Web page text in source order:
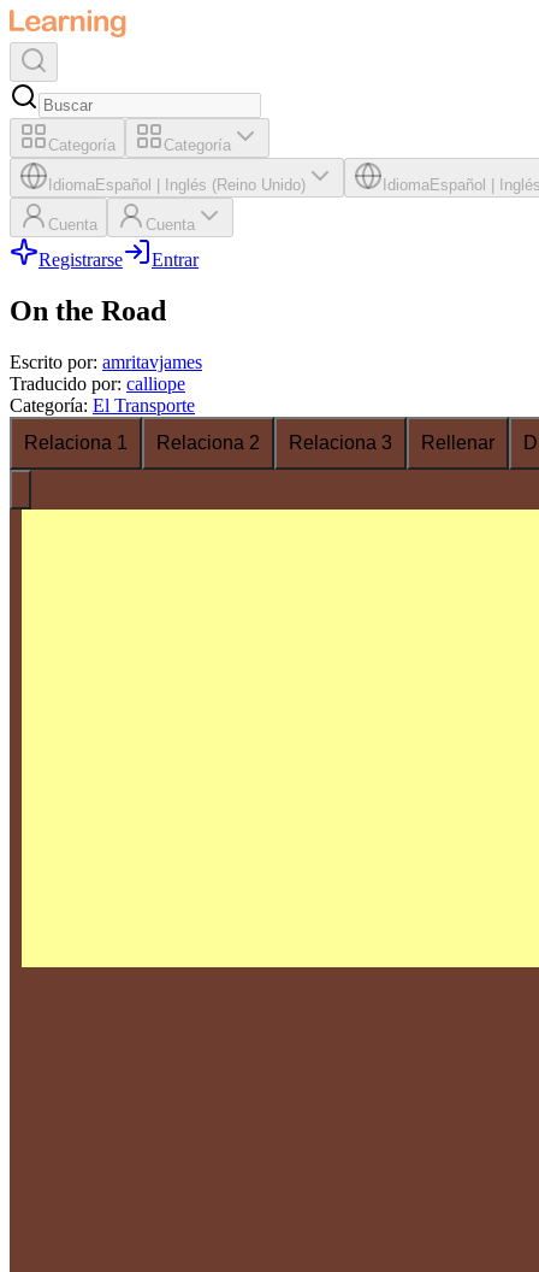
Categoría Categoría
IdiomaEspañol Inglés (Reino Unido) IdiomaEspañol
Cuenta Cuenta
Registrarse Entrar
On the Road
Escrito por: amritavjames
Traducido por: calliope
Categoría: El Transporte
Relaciona 1
Relaciona 2 Relaciona 3 Rellenar